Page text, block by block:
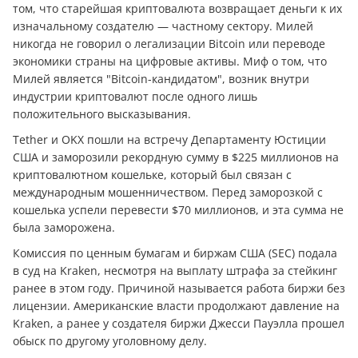
том, что старейшая криптовалюта возвращает деньги к их
изначальному создателю — частному сектору. Милей
никогда не говорил о легализации Bitcoin или переводе
экономики страны на цифровые активы. Миф о том, что
Милей является "Bitcoin-кандидатом", возник внутри
индустрии криптовалют после одного лишь
положительного высказывания.
Tether и OKX пошли на встречу Департаменту Юстиции
США и заморозили рекордную сумму в $225 миллионов на
криптовалютном кошельке, который был связан с
международным мошенничеством. Перед заморозкой с
кошелька успели перевести $70 миллионов, и эта сумма не
была заморожена.
Комиссия по ценным бумагам и биржам США (SEC) подала
в суд на Kraken, несмотря на выплату штрафа за стейкинг
ранее в этом году. Причиной называется работа биржи без
лицензии. Американские власти продолжают давление на
Kraken, а ранее у создателя биржи Джесси Пауэлла прошел
обыск по другому уголовному делу.